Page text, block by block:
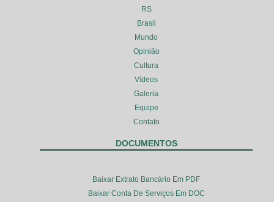
RS
Brasil
Mundo
Opinião
Cultura
Vídeos
Galeria
Equipe
Contato
DOCUMENTOS
Baixar Extrato Bancário Em PDF
Baixar Conta De Serviços Em DOC